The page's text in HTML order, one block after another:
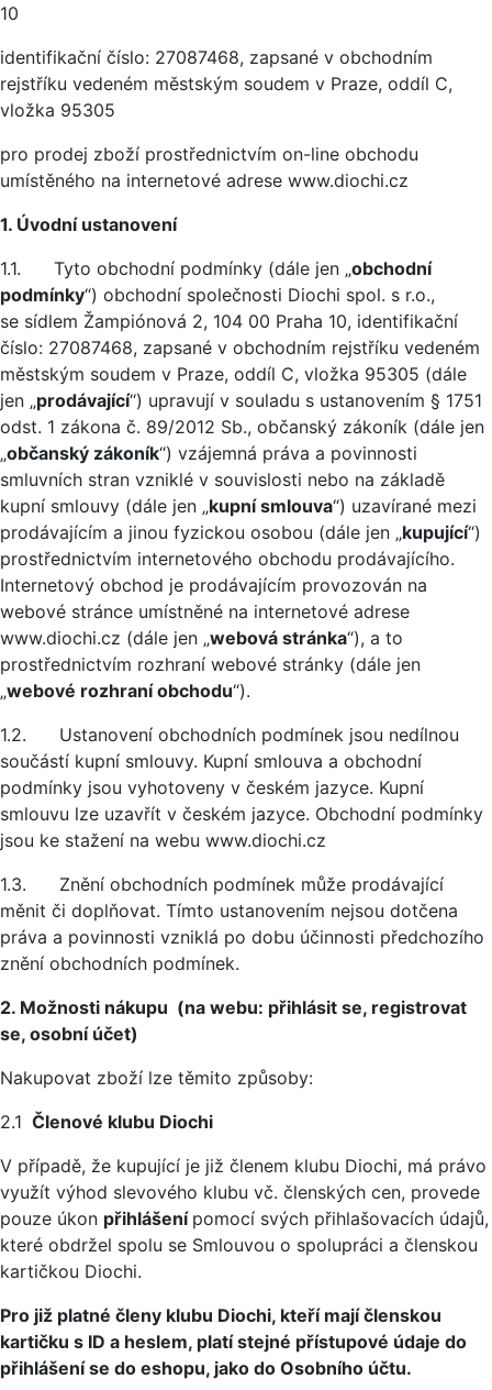
10
identifikační číslo: 27087468, zapsané v obchodním
rejstříku vedeném městským soudem v Praze, oddíl C,
vložka 95305
pro prodej zboží prostřednictvím on-line obchodu
umístěného na internetové adrese www.diochi.cz
1. Úvodní ustanovení
1.1. Tyto obchodní podmínky (dále jen „obchodní
podmínky“) obchodní společnosti Diochi spol. s r.o.,
se sídlem Žampiónová 2, 104 00 Praha 10, identifikační
číslo: 27087468, zapsané v obchodním rejstříku vedeném
městským soudem v Praze, oddíl C, vložka 95305 (dále
jen „prodávající“) upravují v souladu s ustanovením § 1751
odst. 1 zákona č. 89/2012 Sb., občanský zákoník (dále jen
„občanský zákoník“) vzájemná práva a povinnosti
smluvních stran vzniklé v souvislosti nebo na základě
kupní smlouvy (dále jen „kupní smlouva“) uzavírané mezi
prodávajícím a jinou fyzickou osobou (dále jen „kupující“)
prostřednictvím internetového obchodu prodávajícího.
Internetový obchod je prodávajícím provozován na
webové stránce umístněné na internetové adrese
www.diochi.cz (dále jen „webová stránka“), a to
prostřednictvím rozhraní webové stránky (dále jen
„webové rozhraní obchodu“).
1.2. Ustanovení obchodních podmínek jsou nedílnou
součástí kupní smlouvy. Kupní smlouva a obchodní
podmínky jsou vyhotoveny v českém jazyce. Kupní
smlouvu lze uzavřít v českém jazyce. Obchodní podmínky
jsou ke stažení na webu www.diochi.cz
1.3. Znění obchodních podmínek může prodávající
měnit či doplňovat. Tímto ustanovením nejsou dotčena
práva a povinnosti vzniklá po dobu účinnosti předchozího
znění obchodních podmínek.
2. Možnosti nákupu (na webu: přihlásit se, registrovat
se, osobní účet)
Nakupovat zboží lze těmito způsoby:
2.1 Členové klubu Diochi
V případě, že kupující je již členem klubu Diochi, má právo
využít výhod slevového klubu vč. členských cen, provede
pouze úkon přihlášení pomocí svých přihlašovacích údajů,
které obdržel spolu se Smlouvou o spolupráci a členskou
kartičkou Diochi.
Pro již platné členy klubu Diochi, kteří mají členskou
kartičku s ID a heslem, platí stejné přístupové údaje do
přihlášení se do eshopu, jako do Osobního účtu.